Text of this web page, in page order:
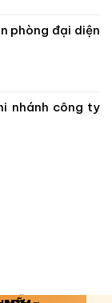
phòng đại diện
nhánh công ty